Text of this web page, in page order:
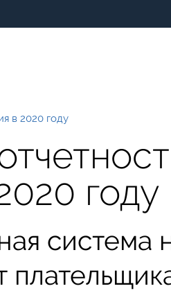
в 2020 году
году
система